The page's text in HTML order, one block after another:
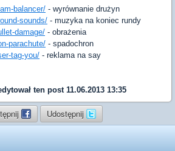
balancer/ - wyrównanie drużyn
sounds/ - muzyka na koniec rundy
damage/ - obrażenia
parachute/ - spadochron
tag-you/ - reklama na say
ten post 11.06.2013 13:35
Udostępnij